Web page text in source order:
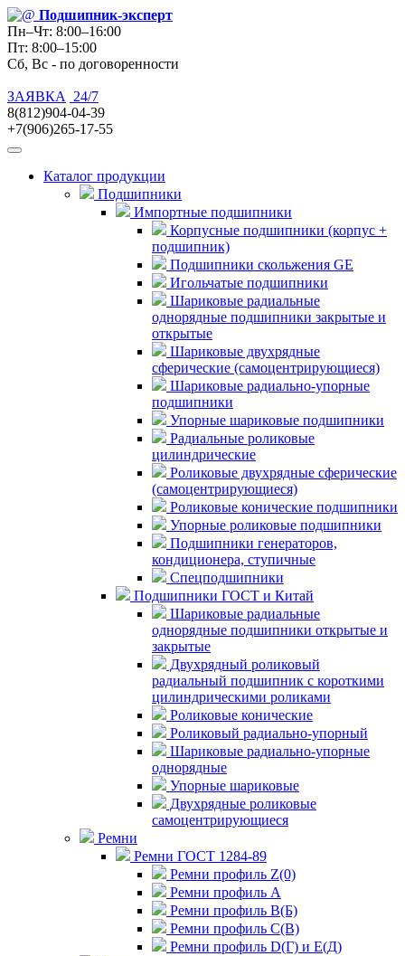
Подшипник-эксперт
Пн–Чт: 8:00–16:00
Пт: 8:00–15:00
Сб, Вс - по договоренности
ЗАЯВКА
24/7
8(812)904-04-39
+7(906)265-17-55
Каталог продукции
Подшипники
Импортные подшипники
Корпусные подшипники (корпус +
подшипник)
Подшипники скольжения GE
Игольчатые подшипники
Шариковые радиальные
однорядные подшипники закрытые и
открытые
Шариковые двухрядные
сферические (самоцентрирующиеся)
Шариковые радиально-упорные
подшипники
Упорные шариковые подшипники
Радиальные роликовые
цилиндрические
Роликовые двухрядные сферические
(самоцентрирующиеся)
Роликовые конические подшипники
Упорные роликовые подшипники
Подшипники генераторов,
кондиционера, ступичные
Спецподшипники
Подшипники ГОСТ и Китай
Шариковые радиальные
однорядные подшипники открытые и
закрытые
Двухрядный роликовый
радиальный подшипник с короткими
цилиндрическими роликами
Роликовые конические
Роликовый радиально-упорный
Шариковые радиально-упорные
однорядные
Упорные шариковые
Двухрядные роликовые
самоцентрирующиеся
Ремни
Ремни ГОСТ 1284-89
Ремни профиль Z(0)
Ремни профиль А
Ремни профиль В(Б)
Ремни профиль С(В)
Ремни профиль D(Г) и E(Д)